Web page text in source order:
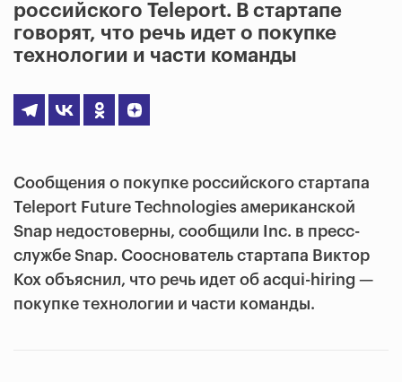
российского Teleport. В стартапе
говорят, что речь идет о покупке
технологии и части команды
Сообщения о покупке российского стартапа
Teleport Future Technologies американской
Snap недостоверны, сообщили Inc. в пресс-
службе Snap. Сооснователь стартапа Виктор
Кох объяснил, что речь идет об acqui-hiring —
покупке технологии и части команды.